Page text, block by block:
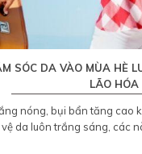
SÓC DA VÀO MÙA HÈ
LÃO HÓA
nóng, bụi bẩn tăng cao
da luôn trắng sáng, các